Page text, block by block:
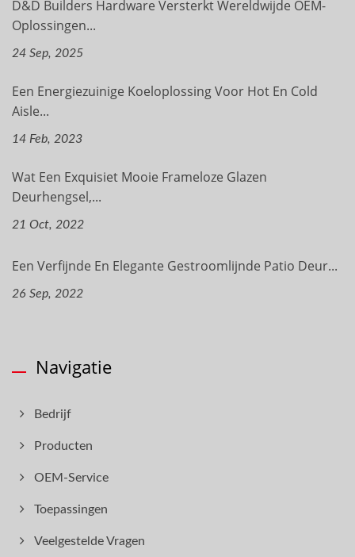
D&D Builders Hardware Versterkt Wereldwijde OEM-
Oplossingen...
24 Sep, 2025
Een Energiezuinige Koeloplossing Voor Hot En Cold
Aisle...
14 Feb, 2023
Wat Een Exquisiet Mooie Frameloze Glazen
Deurhengsel,...
21 Oct, 2022
Een Verfijnde En Elegante Gestroomlijnde Patio Deur...
26 Sep, 2022
Navigatie
Bedrijf
Producten
OEM-Service
Toepassingen
Veelgestelde Vragen